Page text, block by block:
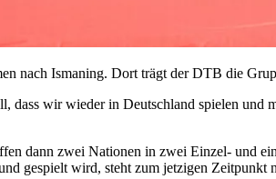
nach Ismaning. Dort trägt der DTB die
wir wieder in Deutschland spielen
dann zwei Nationen in zwei Einzel- und
gespielt wird, steht zum jetzigen Zeitpunkt